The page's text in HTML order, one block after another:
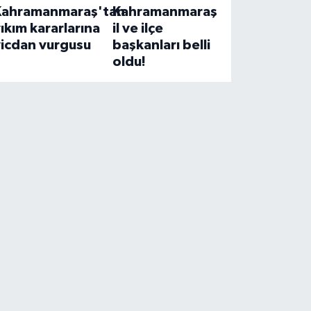
kararlarına
vurgusu
Kahramanmaraş
il ve ilçe
başkanları belli
oldu!